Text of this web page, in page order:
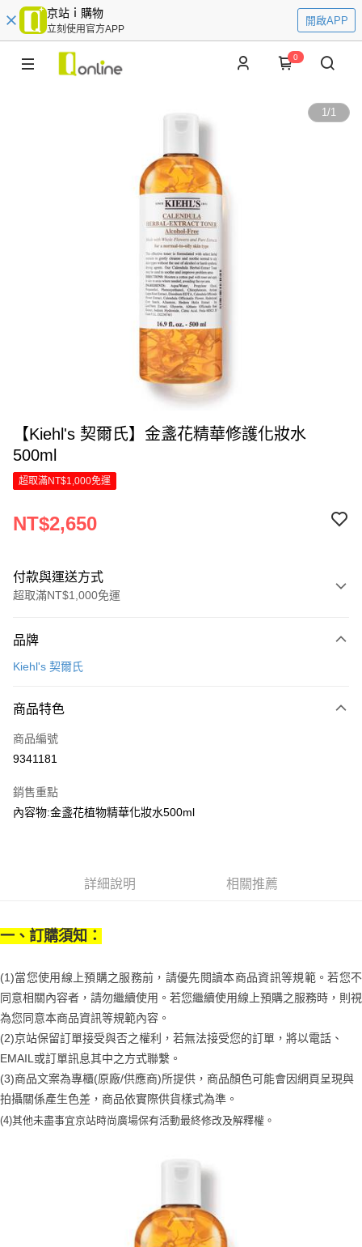
京站ｉ購物
立刻使用官方APP
開啟APP
0
1/1
【Kiehl's 契爾氏】金盞花精華修護化妝水
500ml
超取滿NT$1,000免運
NT$2,650
付款與運送方式
超取滿NT$1,000免運
信用卡一次付款
Apple Pay
街口支付
Google Pay
2.付款方式選擇「大哥付你分期」，訂單成立後會自動跳轉到大哥付的交易
流程，驗證手機門號後，選擇欲分期的期數、繳款截止日，確認付款後即完
3.實際核准額度、可分期數及費用金額請依後續交易確認頁面所載為準。
4.訂單成立30分鐘內，如未前往確認交易或遇審核未通過，訂單將自動取
消。如遇「轉專審核」未通過狀況，表示未達大哥付你分期系統評分，恕無
法說明評估內容。
1.分期款項不併入電信帳單，「大哥付你分期」於每月結算日後寄送繳費提
醒簡訊。
2.透過簡訊連結打開帳單後，可選擇「超商條碼／台灣大直營門市／銀行轉
帳／街口支付／iPASS MONEY」等通路繳費。
【注意事項】
買賣價金債權讓與本公司後，依約使用本公司帳單繳交帳款。
2.基於同意付款使用「大哥付你分期」之契約關係目的，商店將以您的個人
由本公司與您本人進行分期帳單所需資料之確認、核對及更正。
3.完整用戶服務條款，請詳閱以下連結：https://oppay.tw/userRule
相關說明
【關於「AFTEE先享後付」】
便利好安心！
１．簡單：不需註冊會員、不需綁卡、不需儲值。
２．便利：只要手機號碼，簡訊認證，即可結帳。
３．安心：先確認商品／服務後，再付款。
１．於結帳方式選擇「AFTEE先享後付」後，將跳轉至「AFTEE先享後付」
結帳頁面，進行簡訊認證並確認金額後，即可完成結帳。
２．訂單成立數日內，您將收到繳費通知簡訊。
３．收到繳費通知簡訊後14天內，點擊此簡訊中的連結，可透過四大超商／
ATM／網路銀行／等多元方式進行付款，方視為交易完成。
https://netprotections.freshdesk.com/support/home
運送方式
付款後全家取貨
每筆NT$70，滿NT$1,000(含以上)免運費
付款後7-11取貨
每筆NT$70，滿NT$1,000(含以上)免運費
宅配
請自備購物袋，若需購買紙袋可現場詢問
品牌
Kiehl's 契爾氏
商品特色
商品編號
9341181
銷售重點
內容物:金盞花植物精華化妝水500ml
詳細說明 相關推薦
一、訂購須知：
(1)當您使用線上預購之服務前，請優先閱讀本商品資訊等規範。若您不
同意相關內容者，請勿繼續使用。若您繼續使用線上預購之服務時，則視
為您同意本商品資訊等規範內容。
(2)京站保留訂單接受與否之權利，若無法接受您的訂單，將以電話、
EMAIL或訂單訊息其中之方式聯繫。
(3)商品文案為專櫃(原廠/供應商)所提供，商品顏色可能會因網頁呈現與
拍攝關係產生色差，商品依實際供貨樣式為準。
(4)其他未盡事宜京站時尚廣場保有活動最終修改及解釋權。